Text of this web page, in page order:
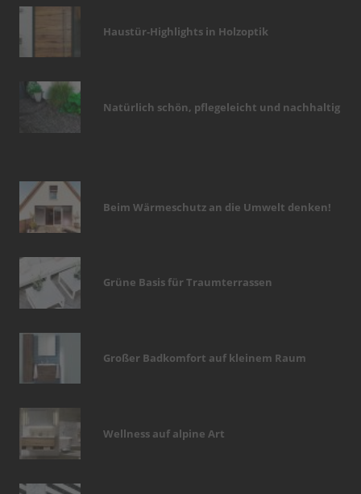
Haustür-Highlights in Holzoptik
Natürlich schön, pflegeleicht und nachhaltig
Beim Wärmeschutz an die Umwelt denken!
Grüne Basis für Traumterrassen
Großer Badkomfort auf kleinem Raum
Wellness auf alpine Art